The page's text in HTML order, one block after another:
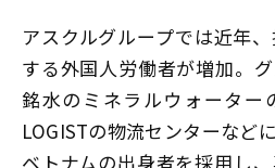
アスクルグループでは近年
する外国人労働者が増加。
銘水のミネラルウォーター
LOGISTの物流センターなど
ベトナムの出身者を採用し